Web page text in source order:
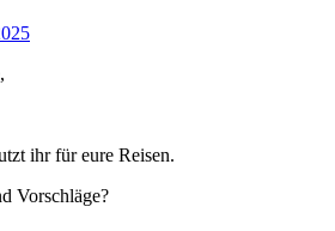
ihr für eure Reisen.
Vorschläge?